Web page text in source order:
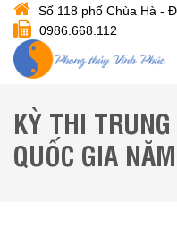
Số 118 phố Chùa Hà -
0986.668.112
KỲ THI
QUỐC GIA